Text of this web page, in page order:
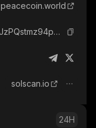
peacecoin.world
A9e6JzPQstmz94pMnzxgyV14QUqoULSXuf5FPsq8UiRa_solana
solscan.io
24H